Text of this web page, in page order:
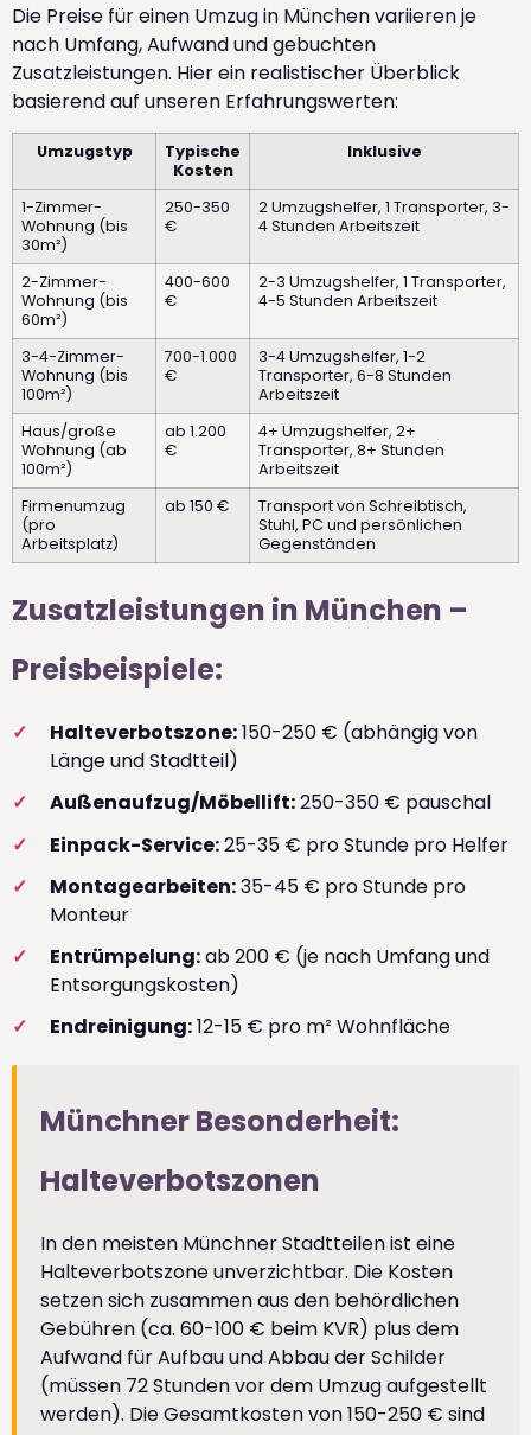
Die Preise für einen Umzug in München variieren je
nach Umfang, Aufwand und gebuchten
Zusatzleistungen. Hier ein realistischer Überblick
basierend auf unseren Erfahrungswerten:
Umzugstyp
Typische
Kosten
Inklusive
1-Zimmer-
Wohnung (bis
30m²)
250-350
€
2 Umzugshelfer, 1 Transporter, 3-
4 Stunden Arbeitszeit
2-Zimmer-
Wohnung (bis
60m²)
400-600
€
2-3 Umzugshelfer, 1 Transporter,
4-5 Stunden Arbeitszeit
3-4-Zimmer-
Wohnung (bis
100m²)
700-1.000
€
3-4 Umzugshelfer, 1-2
Transporter, 6-8 Stunden
Arbeitszeit
Haus/große
Wohnung (ab
100m²)
ab 1.200
€
4+ Umzugshelfer, 2+
Transporter, 8+ Stunden
Arbeitszeit
Firmenumzug
(pro
Arbeitsplatz)
ab 150 €
Transport von Schreibtisch,
Stuhl, PC und persönlichen
Gegenständen
Zusatzleistungen in München –
Preisbeispiele:
Halteverbotszone:150-250 € (abhängig von
Länge und Stadtteil)
Außenaufzug/Möbellift:250-350 € pauschal
Einpack-Service:25-35 € pro Stunde pro Helfer
Montagearbeiten:35-45 € pro Stunde pro
Monteur
Entrümpelung:ab 200 € (je nach Umfang und
Entsorgungskosten)
Endreinigung:12-15 € pro m² Wohnfläche
Münchner Besonderheit:
Halteverbotszonen
In den meisten Münchner Stadtteilen ist eine
Halteverbotszone unverzichtbar. Die Kosten
setzen sich zusammen aus den behördlichen
Gebühren (ca. 60-100 € beim KVR) plus dem
Aufwand für Aufbau und Abbau der Schilder
(müssen 72 Stunden vor dem Umzug aufgestellt
werden). Die Gesamtkosten von 150-250 € sind